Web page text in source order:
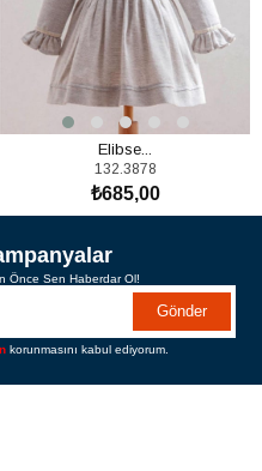
Elibse...
132.3878
₺685,00
SEPETE EKLE
Önce Sen Haberdar Ol!
Gönder
korunmasını kabul ediyorum.